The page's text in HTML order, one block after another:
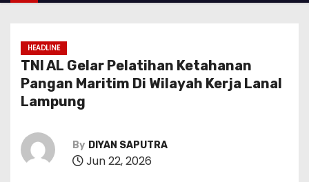
HEADLINE
TNI AL Gelar Pelatihan Ketahanan
Pangan Maritim Di Wilayah Kerja Lanal
Lampung
By DIYAN SAPUTRA
Jun 22, 2026